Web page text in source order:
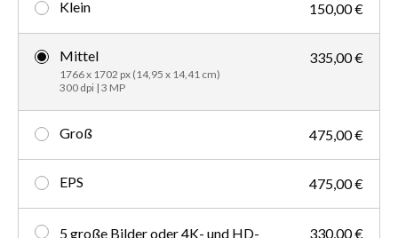
Klein 150,00 €
Mittel
1766 x 1702 px (14,95 x 14,41 cm)
300 dpi | 3 MP
335,00 €
Groß 475,00 €
EPS 475,00 €
5 große Bilder oder 4K- und HD-
330,00 €